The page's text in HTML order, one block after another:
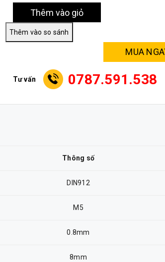
Thêm vào giỏ
MUA
Tư vấn 0787.591.538
Thông số
DIN912
M5
0.8mm
8mm